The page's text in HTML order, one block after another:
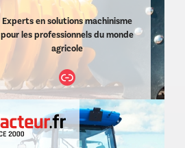
Experts en solutions machinisme
pour les professionnels du monde
agricole
Lien